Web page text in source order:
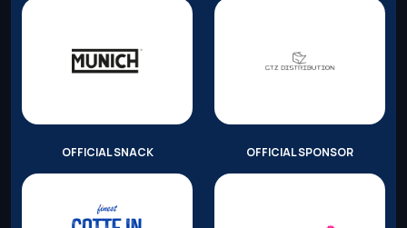
OFFICIAL SNACK OFFICIAL SPONSOR